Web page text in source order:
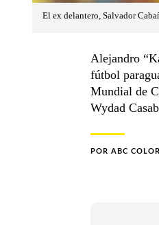
El ex delantero, Salvador
Alejandro
fútbol
Mundial de
Wydad
POR ABC COLOR